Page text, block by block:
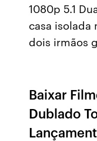
1080p 5.1
casa isolada
dois irmãos
Baixar
Dublado